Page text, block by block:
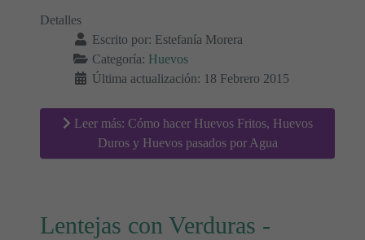
Detalles
Escrito por: Estefanía Morera
Categoría: Huevos
Última actualización: 18 Febrero 2015
Leer más: Cómo hacer Huevos Fritos, Huevos
Duros y Huevos pasados por Agua
Lentejas con Verduras -